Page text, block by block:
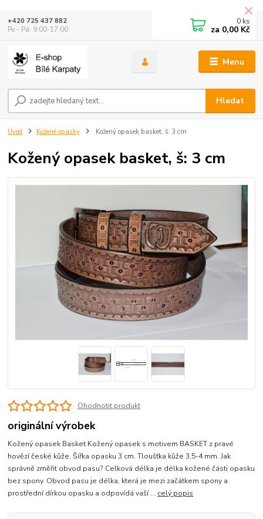
Menu
Hledat
+420 725 437 882
Po - Pá: 9:00-17:00
0 ks
za 0,00 Kč
Úvod Kožené opasky Kožený opasek basket, š: 3 cm
Kožený opasek basket, š: 3 cm
Ohodnotit produkt
originální výrobek
Kožený opasek Basket Kožený opasek s motivem BASKET z pravé
hovězí české kůže. Šířka opasku 3 cm. Tloušťka kůže 3,5-4 mm. Jak
správně změřit obvod pasu? Celková délka je délka kožené části opasku
bez spony. Obvod pasu je délka, která je mezi začátkem spony a
prostřední dírkou opasku a odpovídá vaší ... celý popis